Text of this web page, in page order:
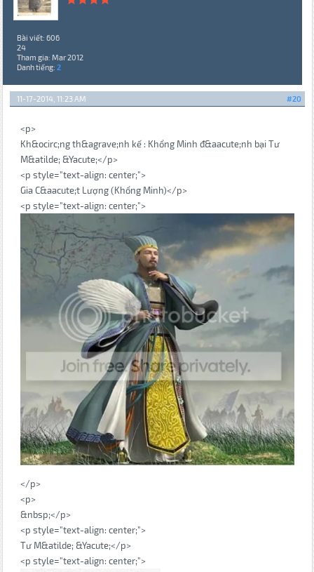
Bài viết: 606
24
Tham gia: Mar 2012
Danh tiếng: 2
#20
11-17-2014, 11:23 AM
<p>
Kh&ocirc;ng th&agrave;nh kế : Khổng Minh đ&aacute;nh bại Tư
M&atilde; &Yacute;</p>
<p style="text-align: center;">
Gia C&aacute;t Lượng (Khổng Minh)</p>
<p style="text-align: center;">
</p>
<p>
&nbsp;</p>
<p style="text-align: center;">
Tư M&atilde; &Yacute;</p>
<p style="text-align: center;">